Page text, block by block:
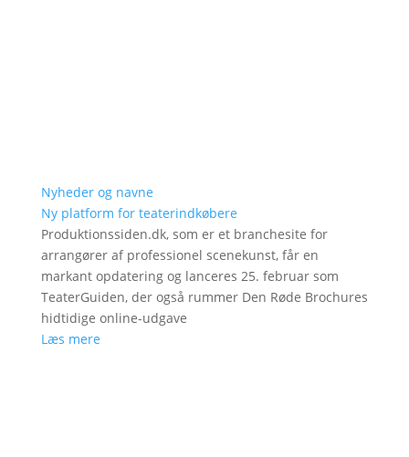
Nyheder og navne
Ny platform for teaterindkøbere
Produktionssiden.dk, som er et branchesite for
arrangører af professionel scenekunst, får en
markant opdatering og lanceres 25. februar som
TeaterGuiden, der også rummer Den Røde Brochures
hidtidige online-udgave
Læs mere